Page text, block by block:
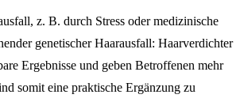
z. B. durch Stress oder medizinische
genetischer Haarausfall: Haarverdichter
Ergebnisse und geben Betroffenen mehr
somit eine praktische Ergänzung zu